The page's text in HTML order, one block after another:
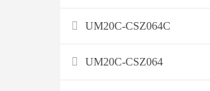
UM20C-CSZ064C
UM20C-CSZ064